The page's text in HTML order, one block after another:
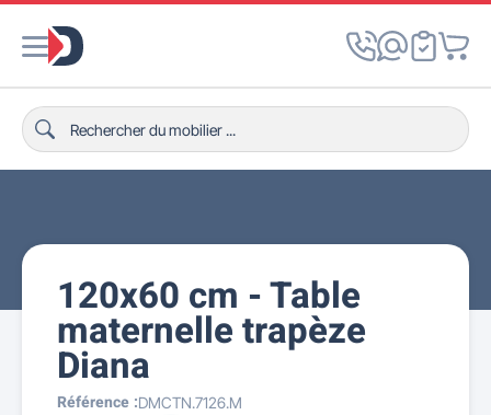
120x60 cm - Table
maternelle trapèze
Diana
Référence :DMCTN.7126.M